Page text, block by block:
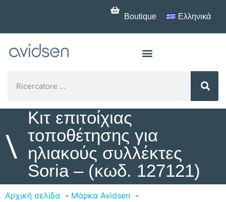
Boutique Ελληνικά
\
Κιτ επιτοίχιας
τοποθέτησης για
ηλιακούς συλλέκτες
Soria – (κωδ. 127121)
Αρχική σελίδα
Μάρκα Avidsen